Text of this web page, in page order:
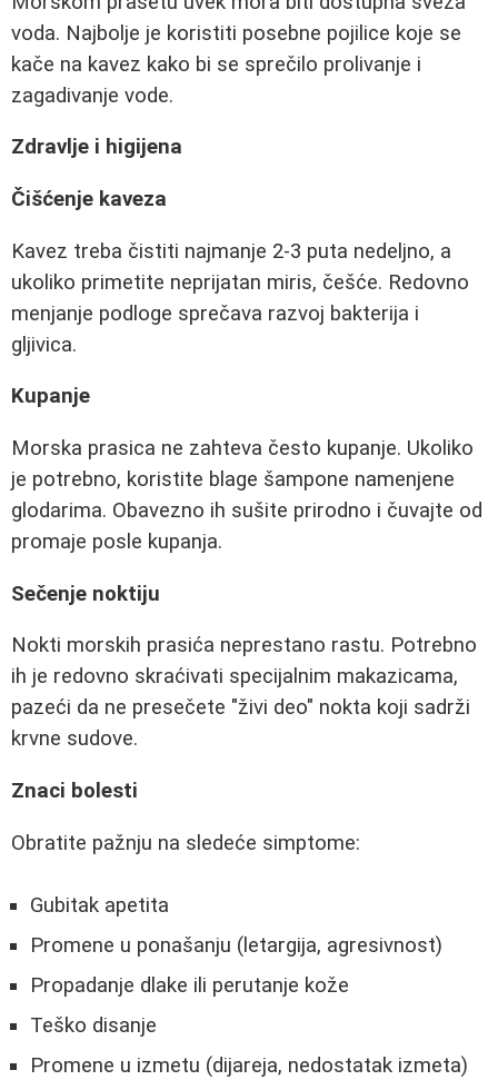
voda. Najbolje je koristiti posebne pojilice koje se
kače na kavez kako bi se sprečilo prolivanje i
zagadivanje vode.
Zdravlje i higijena
Čišćenje kaveza
Kavez treba čistiti najmanje 2-3 puta nedeljno, a
ukoliko primetite neprijatan miris, češće. Redovno
menjanje podloge sprečava razvoj bakterija i
gljivica.
Kupanje
Morska prasica ne zahteva često kupanje. Ukoliko
je potrebno, koristite blage šampone namenjene
glodarima. Obavezno ih sušite prirodno i čuvajte od
promaje posle kupanja.
Sečenje noktiju
Nokti morskih prasića neprestano rastu. Potrebno
ih je redovno skraćivati specijalnim makazicama,
pazeći da ne presečete "živi deo" nokta koji sadrži
krvne sudove.
Znaci bolesti
Obratite pažnju na sledeće simptome:
Gubitak apetita
Promene u ponašanju (letargija, agresivnost)
Propadanje dlake ili perutanje kože
Teško disanje
Promene u izmetu (dijareja, nedostatak izmeta)